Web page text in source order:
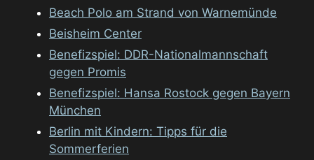
Beach Polo am Strand von Warnemünde
Beisheim Center
Benefizspiel: DDR-Nationalmannschaft
gegen Promis
Benefizspiel: Hansa Rostock gegen Bayern
München
Berlin mit Kindern: Tipps für die
Sommerferien